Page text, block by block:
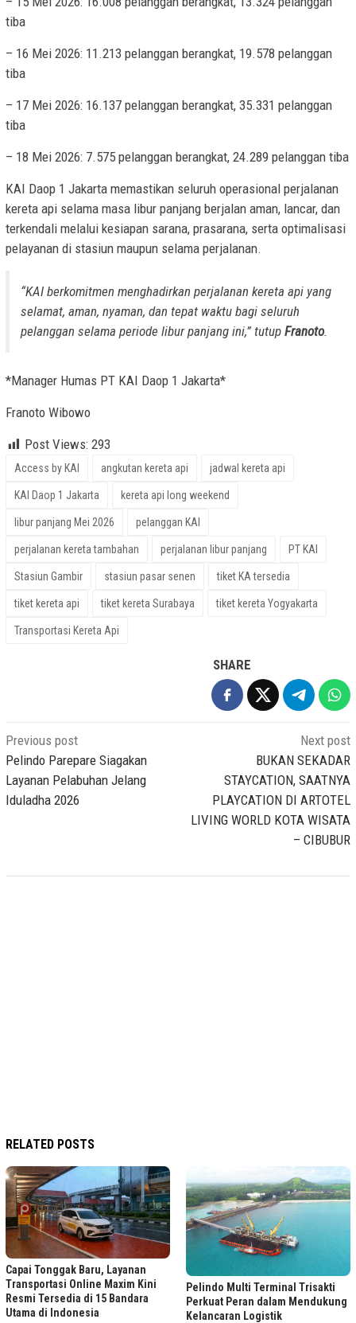
tiba
– 16 Mei 2026: 11.213 pelanggan berangkat, 19.578 pelanggan
tiba
– 17 Mei 2026: 16.137 pelanggan berangkat, 35.331 pelanggan
tiba
– 18 Mei 2026: 7.575 pelanggan berangkat, 24.289 pelanggan tiba
KAI Daop 1 Jakarta memastikan seluruh operasional perjalanan
kereta api selama masa libur panjang berjalan aman, lancar, dan
terkendali melalui kesiapan sarana, prasarana, serta optimalisasi
pelayanan di stasiun maupun selama perjalanan.
“KAI berkomitmen menghadirkan perjalanan kereta api yang
selamat, aman, nyaman, dan tepat waktu bagi seluruh
pelanggan selama periode libur panjang ini,” tutup Franoto.
*Manager Humas PT KAI Daop 1 Jakarta*
Franoto Wibowo
Post Views: 293
Access by KAI angkutan kereta api jadwal kereta api
KAI Daop 1 Jakarta kereta api long weekend
libur panjang Mei 2026 pelanggan KAI
perjalanan kereta tambahan perjalanan libur panjang PT KAI
Stasiun Gambir stasiun pasar senen tiket KA tersedia
tiket kereta api tiket kereta Surabaya tiket kereta Yogyakarta
Transportasi Kereta Api
SHARE
Post
navigation
Previous post
Pelindo Parepare Siagakan
Layanan Pelabuhan Jelang
Iduladha 2026
Next post
BUKAN SEKADAR
STAYCATION, SAATNYA
PLAYCATION DI ARTOTEL
LIVING WORLD KOTA WISATA
– CIBUBUR
RELATED POSTS
Capai Tonggak Baru, Layanan
Transportasi Online Maxim Kini
Resmi Tersedia di 15 Bandara
Utama di Indonesia
Pelindo Multi Terminal Trisakti
Perkuat Peran dalam Mendukung
Kelancaran Logistik